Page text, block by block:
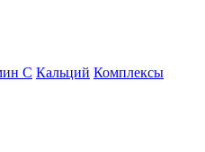
С Кальций Комплексы